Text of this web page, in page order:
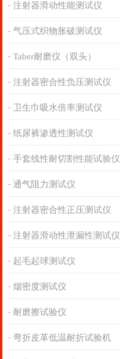
注射器滑动性能测试仪
气压式织物胀破测试仪
Taber耐磨仪（双头）
注射器密合性负压测试仪
卫生巾吸水倍率测试仪
纸尿裤渗透性测试仪
手套线性耐切割性能试验仪
通气阻力测试仪
注射器密合性正压测试仪
注射器滑动性泄漏性测试仪
起毛起球测试仪
烟密度测试仪
耐磨擦试验仪
弯折皮革低温耐折试验机